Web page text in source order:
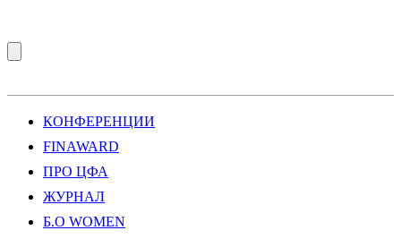
КОНФЕРЕНЦИИ
FINAWARD
ПРО ЦФА
ЖУРНАЛ
Б.О WOMEN